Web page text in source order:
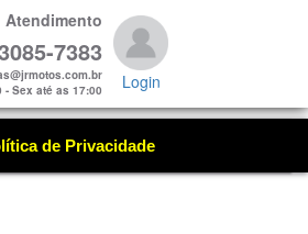
Atendimento
7383
Sex até as 17:00
Login
de Privacidade